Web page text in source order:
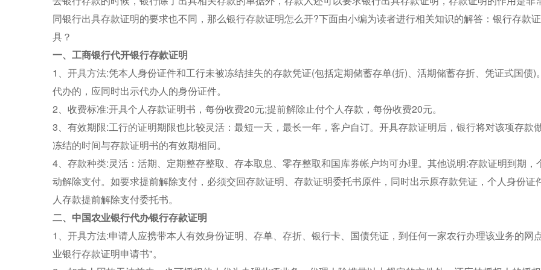
同银行出具存款证明的要求也不同，那么银行存款证明怎么开?下面由小编为读者进行相关知识的解答：银行存款
具？
一、工商银行代开银行存款证明
1、开具方法:凭本人身份证件和工行未被冻结挂失的存款凭证(包括定期储蓄存单(折)、活期储蓄存折、凭证式国债)
代办的，应同时出示代办人的身份证件。
2、收费标准:开具个人存款证明书，每份收费20元;提前解除止付个人存款，每份收费20元。
3、有效期限:工行的证明期限也比较灵活：最短一天，最长一年，客户自订。开具存款证明后，银行将对该项存款
冻结的时间与存款证明书的有效期相同。
4、存款种类:灵活：活期、定期整存整取、存本取息、零存整取和国库券帐户均可办理。其他说明:存款证明到期，
动解除支付。如要求提前解除支付，必须交回存款证明、存款证明委托书原件，同时出示原存款凭证，个人身份证
人存款提前解除支付委托书。
二、中国农业银行代办银行存款证明
1、开具方法:申请人应携带本人有效身份证明、存单、存折、银行卡、国债凭证，到任何一家农行办理该业务的网
业银行存款证明申请书"。